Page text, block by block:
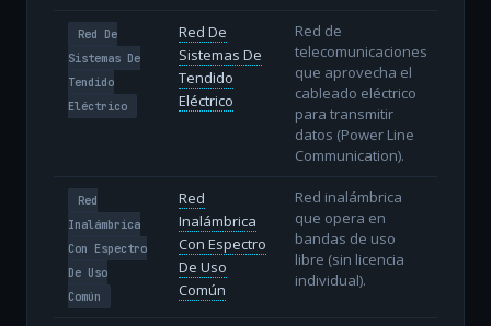
Red De
Sistemas De
Tendido
Eléctrico
Red De
Sistemas De
Tendido
Eléctrico
Red de
telecomunicaciones
que aprovecha el
cableado eléctrico
para transmitir
datos (Power Line
Communication).
Red
Inalámbrica
Con Espectro
De Uso
Común
Red
Inalámbrica
Con Espectro
De Uso
Común
Red inalámbrica
que opera en
bandas de uso
libre (sin licencia
individual).